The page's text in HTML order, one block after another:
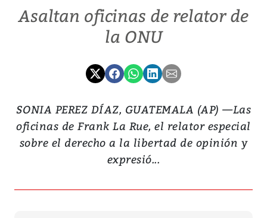
Asaltan oficinas de relator de
la ONU
SONIA PEREZ DÍAZ, GUATEMALA (AP) —Las
oficinas de Frank La Rue, el relator especial
sobre el derecho a la libertad de opinión y
expresió...